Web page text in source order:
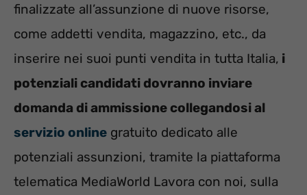
finalizzate all’assunzione di nuove risorse,
come addetti vendita, magazzino, etc., da
inserire nei suoi punti vendita in tutta Italia, i
potenziali candidati dovranno inviare
domanda di ammissione collegandosi al
servizio online gratuito dedicato alle
potenziali assunzioni, tramite la piattaforma
telematica MediaWorld Lavora con noi, sulla